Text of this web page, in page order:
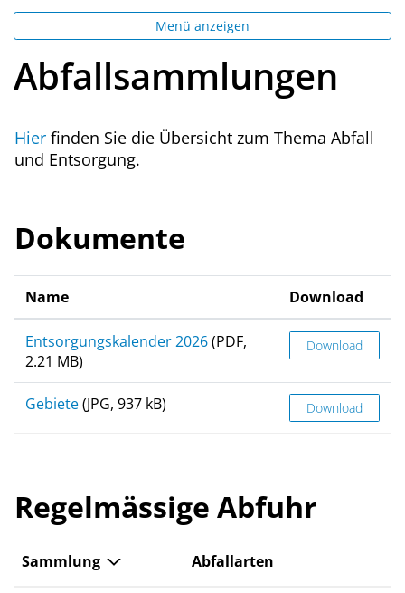
Menü anzeigen
Abfallsammlungen
Hier finden Sie die Übersicht zum Thema Abfall
und Entsorgung.
Dokumente
Name Download
Entsorgungskalender 2026(PDF,
2.21 MB)
Download
Gebiete(JPG, 937 kB) Download
Regelmässige Abfuhr
Sammlung Abfallarten